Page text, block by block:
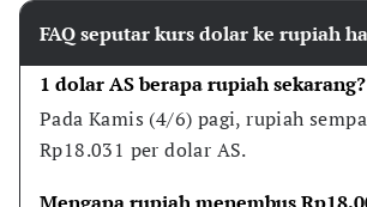
FAQ seputar kurs dolar ke rupiah
1 dolar AS berapa rupiah sekarang?
Pada Kamis (4/6) pagi, rupiah
Rp18.031 per dolar AS.